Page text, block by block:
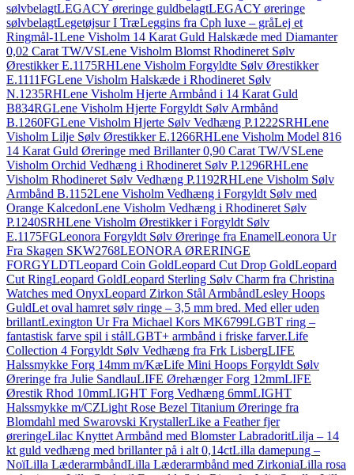
sølvbelagtLEGACY øreringe guldbelagtLEGACY øreringe
sølvbelagtLegetøjsur I TræLeggins fra Cph luxe – gråLej et
Ringmål-1Lene Visholm 14 Karat Guld Halskæde med Diamanter
0,02 Carat TW/VSLene Visholm Blomst Rhodineret Sølv
Ørestikker E.1175RHLene Visholm Forgyldte Sølv Ørestikker
E.1111FGLene Visholm Halskæde i Rhodineret Sølv
N.1235RHLene Visholm Hjerte Armbånd i 14 Karat Guld
B834RGLene Visholm Hjerte Forgyldt Sølv Armbånd
B.1260FGLene Visholm Hjerte Sølv Vedhæng P.1222SRHLene
Visholm Lilje Sølv Ørestikker E.1266RHLene Visholm Model 816
14 Karat Guld Øreringe med Brillanter 0,90 Carat TW/VSLene
Visholm Orchid Vedhæng i Rhodineret Sølv P.1296RHLene
Visholm Rhodineret Sølv Vedhæng P.1192RHLene Visholm Sølv
Armbånd B.1152Lene Visholm Vedhæng i Forgyldt Sølv med
Orange KalcedonLene Visholm Vedhæng i Rhodineret Sølv
P.1240SRHLene Visholm Ørestikker i Forgyldt Sølv
E.1175FGLeonora Forgyldt Sølv Øreringe fra EnamelLeonora Ur
Fra Skagen SKW2768LEONORA ØRERINGE
FORGYLDTLeopard Coin GoldLeopard Cut Drop GoldLeopard
Cut RingLeopard GoldLeopard Sterling Sølv Charm fra Christina
Watches med OnyxLeopard Zirkon Stål ArmbåndLesley Hoops
GuldLet oval hamret sølv ringe – 3,5 mm bred. Med eller uden
brillantLexington Ur Fra Michael Kors MK6799LGBT ring –
fantastisk farve spil i stålLGBT+ armbånd i friske farver.Life
Collection 4 Forgyldt Sølv Vedhæng fra Frk LisbergLIFE
Halssmykke Forg 14mm m/KæLife Mini Hoops Forgyldt Sølv
Øreringe fra Julie SandlauLIFE Ørehænger Forg 12mmLIFE
Ørestik Rhod 10mmLIGHT Forg Vedhæng 6mmLIGHT
Halssmykke m/CZLight Rose Bezel Titanium Øreringe fra
Blomdahl med Swarovski KrystallerLike a Feather fjer
øreringeLilac Knyttet Armbånd med Blomster LabradoritLilja – 14
kt guld vedhæng med brillanter på i alt 0,14ctLilla damepung –
NoïLilla LæderarmbåndLilla Læderarmbånd med ZirkoniaLilla rosa